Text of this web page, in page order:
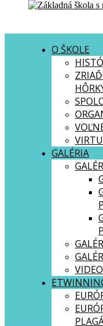
O ŠKOLE
GALÉRIA